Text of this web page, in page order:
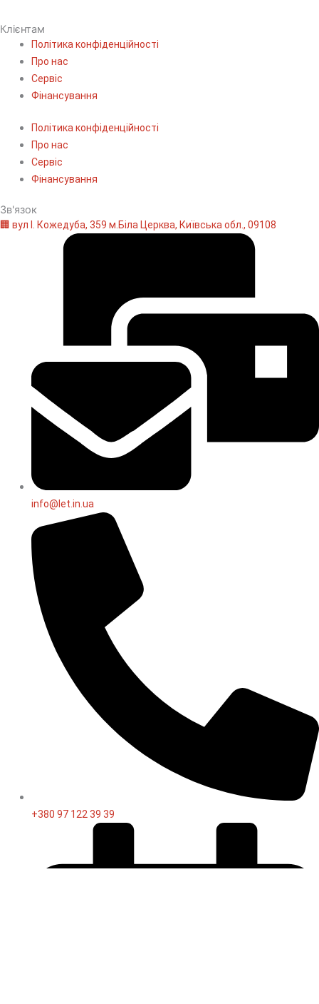
Клієнтам
Політика конфіденційності
Про нас
Сервіс
Фінансування
Політика конфіденційності
Про нас
Сервіс
Фінансування
Зв'язок
🏢 вул І. Кожедуба, 359 м.Біла Церква, Київська обл., 09108
info@let.in.ua
+380 97 122 39 39